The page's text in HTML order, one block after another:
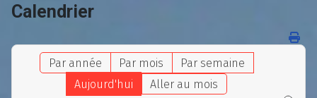
Calendrier
Par année Par mois
Par semaine
Aujourd'hui
Aller au mois